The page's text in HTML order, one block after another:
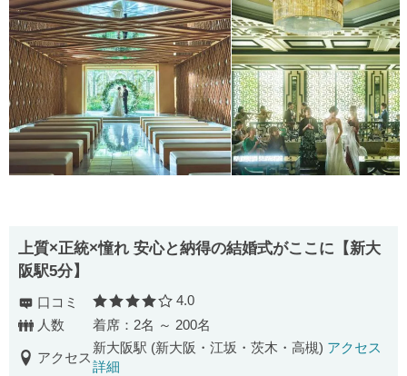
上質×正統×憧れ 安心と納得の結婚式がここに【新大
阪駅5分】
口コミ 口コミ評価
4.0
人数
着席：2名 ～ 200名
アクセス
新大阪駅 (新大阪・江坂・茨木・高槻) アクセス
詳細